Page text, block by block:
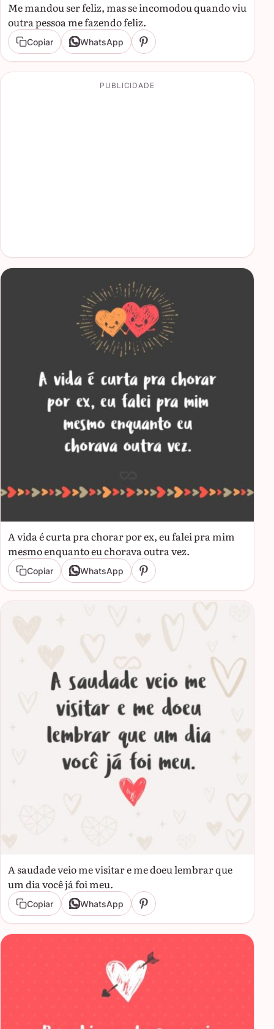
Me mandou ser feliz, mas se incomodou quando viu
outra pessoa me fazendo feliz.
Copiar WhatsApp
PUBLICIDADE
A vida é curta pra chorar por ex, eu falei pra mim
mesmo enquanto eu chorava outra vez.
Copiar WhatsApp
A saudade veio me visitar e me doeu lembrar que
um dia você já foi meu.
Copiar WhatsApp